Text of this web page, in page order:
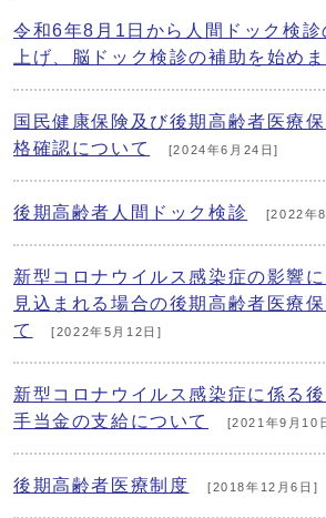
令和6年8月1日から人間ドック検診
上げ、脳ドック検診の補助を始め
国民健康保険及び後期高齢者医療
格確認について
[2024年6月24日]
後期高齢者人間ドック検診 [2022年
新型コロナウイルス感染症の影響
見込まれる場合の後期高齢者医療
て
[2022年5月12日]
新型コロナウイルス感染症に係る
手当金の支給について
[2021年9月10
後期高齢者医療制度 [2018年12月6日]